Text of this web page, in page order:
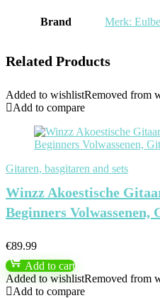
Brand Merk:
Related Products
Added to wishlistRemoved from
Add to compare
Gitaren, basgitaren and sets
Winzz Akoestische
Beginners
€89.99
Add to cart
Added to wishlistRemoved from
Add to compare